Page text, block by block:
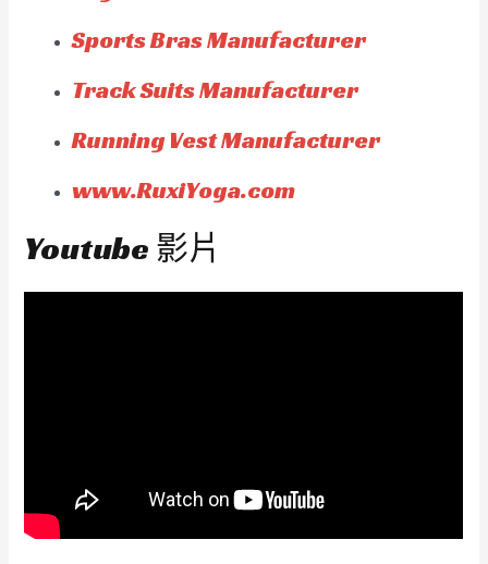
Sports Bras Manufacturer
Track Suits Manufacturer
Running Vest Manufacturer
www.RuxiYoga.com
Youtube 影片